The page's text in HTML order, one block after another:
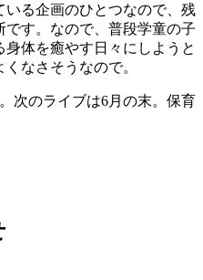
る企画のひとつなので、残
す。なので、普段学童の子
体を癒やす日々にしようと
なさそうなので。
次のライブは6月の末。保育